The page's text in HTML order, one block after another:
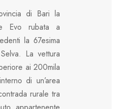
di Bari la
Evo rubata a
la 67esima
La vettura
ai 200mila
di un’area
rurale tra